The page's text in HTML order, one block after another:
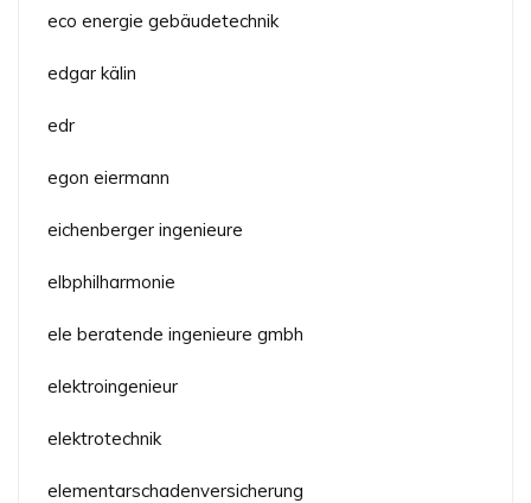
eco energie gebäudetechnik
edgar kälin
edr
egon eiermann
eichenberger ingenieure
elbphilharmonie
ele beratende ingenieure gmbh
elektroingenieur
elektrotechnik
elementarschadenversicherung